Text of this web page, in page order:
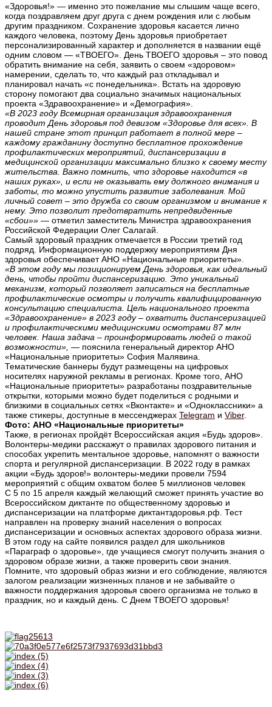
«Здоровья!» — именно это пожелание мы слышим чаще всего,
когда поздравляем друг друга с днем рождения или с любым
другим праздником. Сохранение здоровья касается лично
каждого человека, поэтому День здоровья приобретает
персонализированный характер и дополняется в названии ещё
одним словом — «ТВОЕГО». День ТВОЕГО здоровья – это повод
обратить внимание на себя, заявить о своем «здоровом»
намерении, сделать то, что каждый раз откладывал и
планировал начать «с понедельника». Встать на здоровую
сторону помогают два социально значимых национальных
проекта «Здравоохранение» и «Демография».
«В 2023 году Всемирная организация здравоохранения
проводит День здоровья под девизом «Здоровье для всех». В
нашей стране этот принцип работает в полной мере –
каждому гражданину доступно бесплатное прохождение
профилактических мероприятий, диспансеризации в
медицинской организации максимально близко к своему месту
жительства. Важно помнить, что здоровье находится «в
наших руках», и если не оказывать ему должного внимания и
заботы, то можно упустить развитие заболевания. Мой
личный совет – это дружба со своим организмом и внимание к
нему. Это позволит предотвратить непредвиденные
«сбои»» — отметил заместитель Министра здравоохранения
Российской Федерации Олег Салагай.
Самый здоровый праздник отмечается в России третий год
подряд. Информационную поддержку мероприятиям Дня
здоровья обеспечивает АНО «Национальные приоритеты».
«В этом году мы позиционируем День здоровья, как идеальный
день, чтобы пройти диспансеризацию. Это уникальный
механизм, который позволяет записаться на бесплатные
профилактические осмотры и получить квалифицированную
консультацию специалиста. Цель национального проекта
«Здравоохранение» в 2023 году – охватить диспансеризацией
и профилактическими медицинскими осмотрами 87 млн
человек. Наша задача – проинформировать людей о такой
возможности», — пояснила генеральный директор АНО
«Национальные приоритеты» София Малявина.
Тематические баннеры будут размещены на цифровых
носителях наружной рекламы в регионах. Кроме того, АНО
«Национальные приоритеты» разработаны поздравительные
открытки, которыми можно будет поделиться c родными и
близкими в социальных сетях «Вконтакте» и «Одноклассники» а
также стикеры, доступные в мессенджерах Telegram и Viber.
Фото: АНО «Национальные приоритеты»
Также, в регионах пройдёт Всероссийская акция «Будь здоров».
Волонтеры-медики расскажут о правилах здорового питания и
способах укрепить ментальное здоровье, напомнят о важности
спорта и регулярной диспансеризации. В 2022 году в рамках
акции «Будь здоров!» волонтеры-медики провели 7594
мероприятий с общим охватом более 5 миллионов человек
С 5 по 15 апреля каждый желающий сможет принять участие во
Всероссийском диктанте по общественному здоровью и
диспансеризации на платформе диктантздоровья.рф. Тест
направлен на проверку знаний населения о вопросах
диспансеризации и основных аспектах здорового образа жизни.
В этом году на сайте появился раздел для школьников
«Параграф о здоровье», где учащиеся смогут получить знания о
здоровом образе жизни, а также проверить свои знания.
Помните, что здоровый образ жизни и его соблюдение, являются
залогом реализации жизненных планов и не забывайте о
важности поддержания здоровья своего организма не только в
праздник, но и каждый день. С Днем ТВОЕГО здоровья!